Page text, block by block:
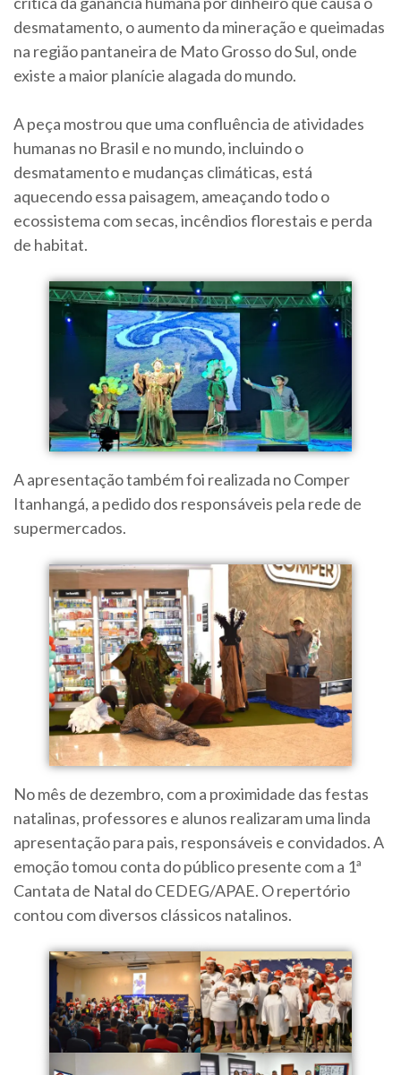
desmatamento, o aumento da mineração e queimadas
na região pantaneira de Mato Grosso do Sul, onde
existe a maior planície alagada do mundo.
A peça mostrou que uma confluência de atividades
humanas no Brasil e no mundo, incluindo o
desmatamento e mudanças climáticas, está
aquecendo essa paisagem, ameaçando todo o
ecossistema com secas, incêndios florestais e perda
de habitat.
A apresentação também foi realizada no Comper
Itanhangá, a pedido dos responsáveis pela rede de
supermercados.
No mês de dezembro, com a proximidade das festas
natalinas, professores e alunos realizaram uma linda
apresentação para pais, responsáveis e convidados. A
emoção tomou conta do público presente com a 1ª
Cantata de Natal do CEDEG/APAE. O repertório
contou com diversos clássicos natalinos.